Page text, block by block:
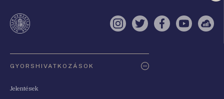
a
Instagram
TwitterFacebook
YouTube
GYORSHIVATKOZÁSOK
Jelentések